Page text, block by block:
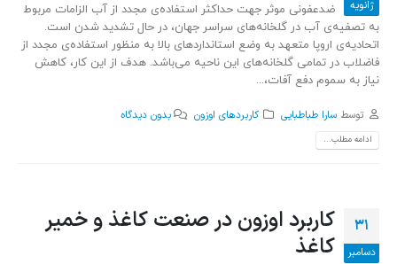
ژانویه
ضدعفونی موثر جهت حداکثر استفاده‌ی مجدد از آب الزامات مربوط
به تصفیه‌ی آب در گلخانه‌های سراسر جهان، در حال تشدید شدن است.
اتحادیه‌ی اروپا متعهد به وضع استانداردهای بالا به منظور استفاده‌ی مجدد از
فاضلاب در تمامی گلخانه‌‌های این ناحیه می‌باشد. هدف از این کار، کاهش
نیاز به سموم دفع آفات،...
توسط سارا طباطبایی کاربردهای اوزون بدون دیدگاه
ادامه مطلب...
31
دسامبر
کاربرد اوزون در صنعت کاغذ و خمیر
کاغذ